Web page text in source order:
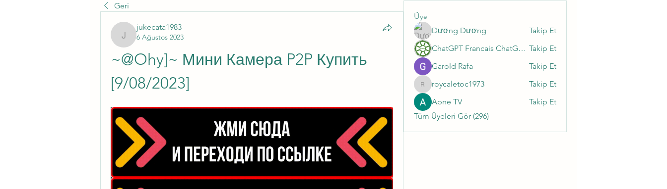
Geri
jukecata1983
jukecata1983
6 Ağustos 2023
~@Ohy]~ Мини Камера P2P Купить
[9/08/2023]
Üye
Dương Dương
Takip Et
ChatGPT Francais ChatGPTXOnline Takip Et
Garold Rafa
Takip Et
roycaletoc1973
roycaletoc1973
Takip Et
Apne TV
Takip Et
Tüm Üyeleri Gör (296)